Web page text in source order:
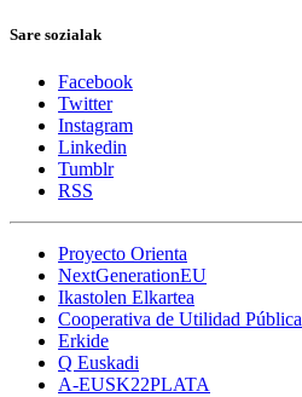
Sare sozialak
Facebook
Twitter
Instagram
Linkedin
Tumblr
RSS
Proyecto Orienta
NextGenerationEU
Ikastolen Elkartea
Cooperativa de Utilidad Pública
Erkide
Q Euskadi
A-EUSK22PLATA